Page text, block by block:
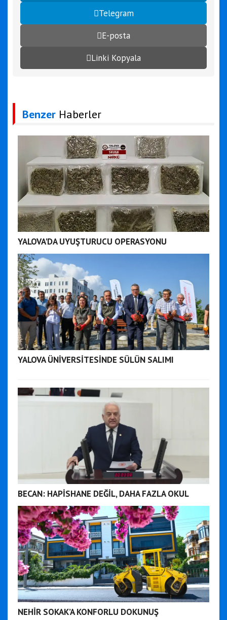
Telegram
E-posta
Linki Kopyala
Benzer Haberler
YALOVA'DA UYUŞTURUCU OPERASYONU
YALOVA ÜNİVERSİTESİNDE SÜLÜN SALIMI
BECAN: HAPİSHANE DEĞİL, DAHA FAZLA OKUL
NEHİR SOKAK’A KONFORLU DOKUNUŞ